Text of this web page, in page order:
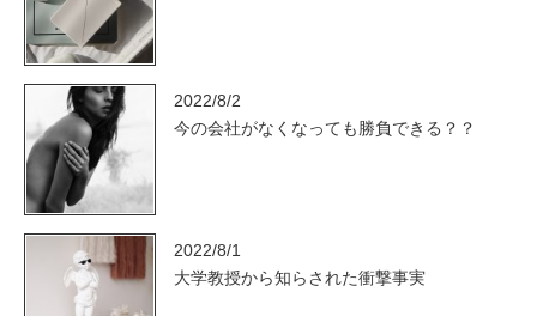
2022/8/2
今の会社がなくなっても勝負できる？？
2022/8/1
大学教授から知らされた衝撃事実